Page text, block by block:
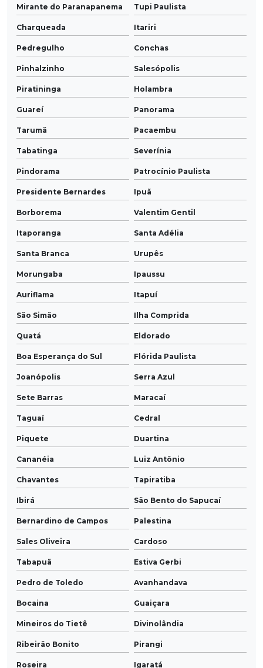
Mirante do Paranapanema Tupi Paulista
Charqueada Itariri
Pedregulho Conchas
Pinhalzinho Salesópolis
Piratininga Holambra
Guareí Panorama
Tarumã Pacaembu
Tabatinga Severínia
Pindorama Patrocínio Paulista
Presidente Bernardes Ipuã
Borborema Valentim Gentil
Itaporanga Santa Adélia
Santa Branca Urupês
Morungaba Ipaussu
Auriflama Itapuí
São Simão Ilha Comprida
Quatá Eldorado
Boa Esperança do Sul Flórida Paulista
Joanópolis Serra Azul
Sete Barras Maracaí
Taguaí Cedral
Piquete Duartina
Cananéia Luiz Antônio
Chavantes Tapiratiba
Ibirá São Bento do Sapucaí
Bernardino de Campos Palestina
Sales Oliveira Cardoso
Tabapuã Estiva Gerbi
Pedro de Toledo Avanhandava
Bocaina Guaiçara
Mineiros do Tietê Divinolândia
Ribeirão Bonito Pirangi
Roseira Igaratá